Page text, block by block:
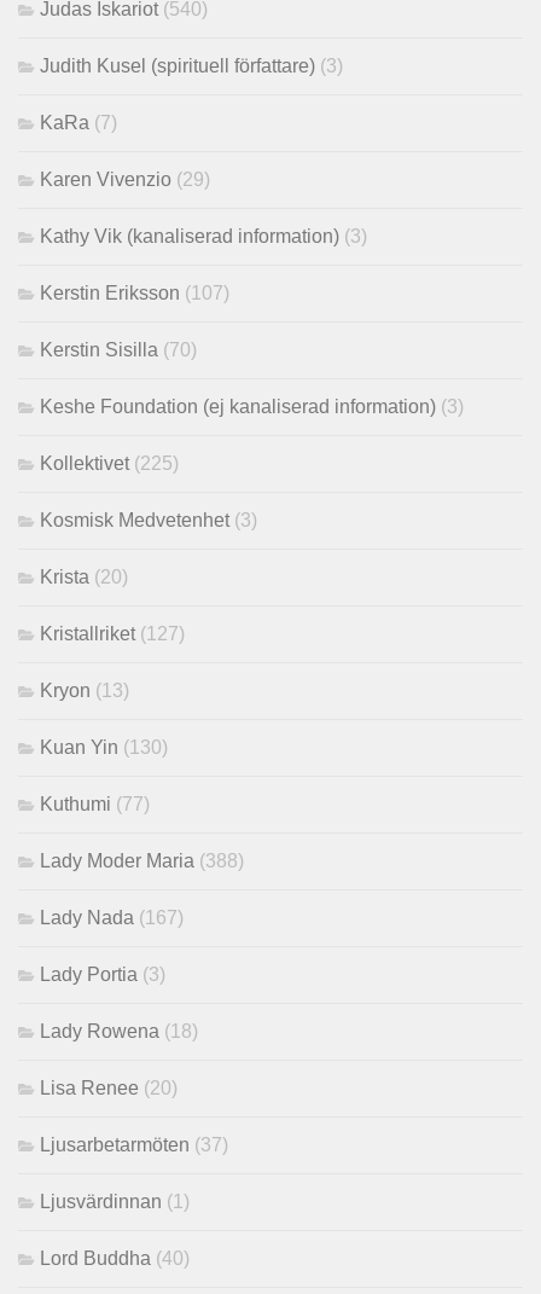
Judas Iskariot (540)
Judith Kusel (spirituell författare) (3)
KaRa (7)
Karen Vivenzio (29)
Kathy Vik (kanaliserad information) (3)
Kerstin Eriksson (107)
Kerstin Sisilla (70)
Keshe Foundation (ej kanaliserad information) (3)
Kollektivet (225)
Kosmisk Medvetenhet (3)
Krista (20)
Kristallriket (127)
Kryon (13)
Kuan Yin (130)
Kuthumi (77)
Lady Moder Maria (388)
Lady Nada (167)
Lady Portia (3)
Lady Rowena (18)
Lisa Renee (20)
Ljusarbetarmöten (37)
Ljusvärdinnan (1)
Lord Buddha (40)